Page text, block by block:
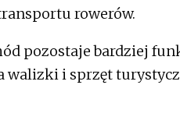
rowerów.
pozostaje bardziej
walizki i sprzęt